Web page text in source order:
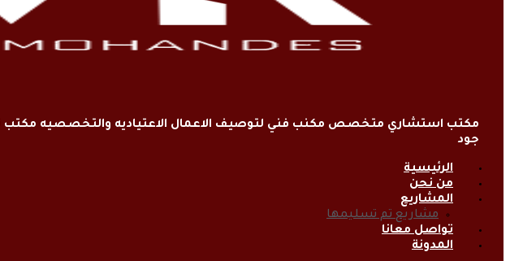
مكتب استشاري متخصص مكنب فني لتوصيف الاعمال الاعتياديه والتخصصيه
جود
الرئيسية
من نحن
المشاريع
مشاريع تم تسليمها
تواصل معانا
المدونة